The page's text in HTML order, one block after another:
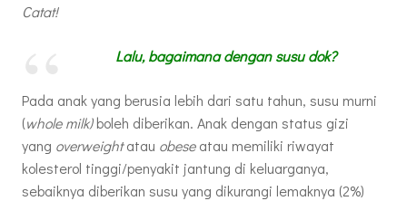
Catat!
Lalu, bagaimana dengan susu dok?
Pada anak yang berusia lebih dari satu tahun, susu murni
(whole milk)boleh diberikan. Anak dengan status gizi
yang overweightatau obeseatau memiliki riwayat
kolesterol tinggi/penyakit jantung di keluarganya,
sebaiknya diberikan susu yang dikurangi lemaknya (2%)